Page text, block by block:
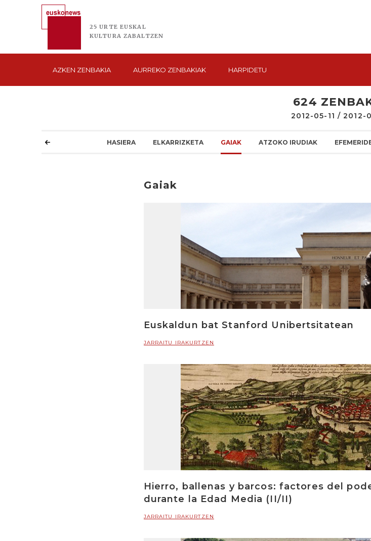
25 URTE EUSKAL
KULTURA ZABALTZEN
AZKEN ZENBAKIA AURREKO ZENBAKIAK HARPIDETU
624
2012-05-11 / 2012-
HASIERA ELKARRIZKETA GAIAK ATZOKO IRUDIAK
Gaiak
Euskaldun bat Stanford Unibertsitatean
JARRAITU IRAKURTZEN
Hierro, ballenas y barcos: factores del
durante la Edad Media (II/II)
JARRAITU IRAKURTZEN